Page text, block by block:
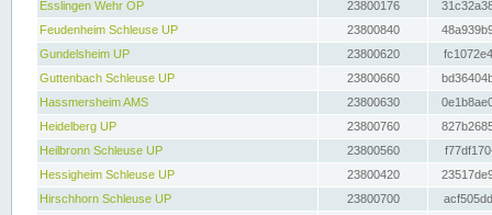
Esslingen Wehr OP
23800176
Feudenheim Schleuse UP
23800840
Gundelsheim UP
23800620
Guttenbach Schleuse UP
23800660
Hassmersheim AMS
23800630
Heidelberg UP
23800760
Heilbronn Schleuse UP
23800560
Hessigheim Schleuse UP
23800420
Hirschhorn Schleuse UP
23800700